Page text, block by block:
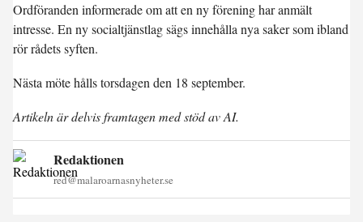
Ordföranden informerade om att en ny förening har anmält
intresse. En ny socialtjänstlag sägs innehålla nya saker som ibland
rör rådets syften.
Nästa möte hålls torsdagen den 18 september.
Artikeln är delvis framtagen med stöd av AI.
Redaktionen
red@malaroarnasnyheter.se